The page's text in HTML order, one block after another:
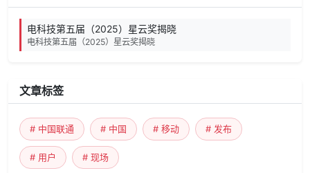
电科技第五届（2025）星云奖揭晓
电科技第五届（2025）星云奖揭晓
文章标签
# 中国联通 # 中国 # 移动 # 发布
# 用户 # 现场